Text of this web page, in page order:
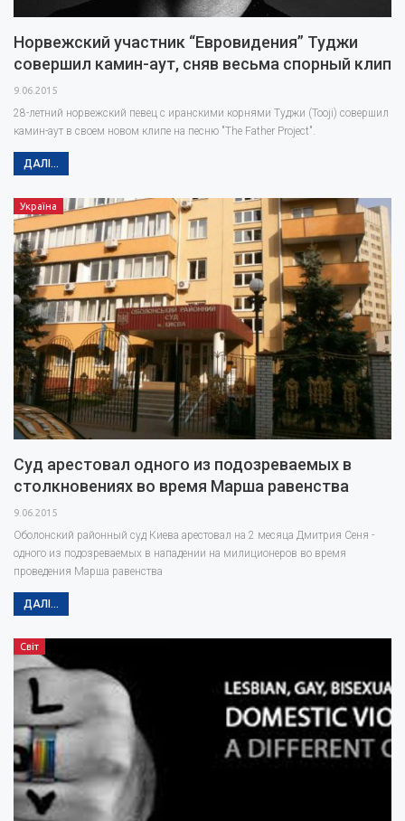
Норвежский участник “Евровидения” Туджи
совершил камин-аут, сняв весьма спорный клип
9.06.2015
28-летний норвежский певец с иранскими корнями Туджи (Tooji) совершил
камин-аут в своем новом клипе на песню "The Father Project".
ДАЛІ...
Україна
Суд арестовал одного из подозреваемых в
столкновениях во время Марша равенства
9.06.2015
Оболонский районный суд Киева арестовал на 2 месяца Дмитрия Сеня -
одного из подозреваемых в нападении на милиционеров во время
проведения Марша равенства
ДАЛІ...
Світ